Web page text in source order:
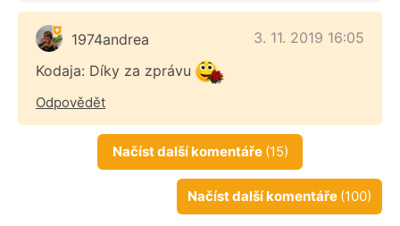
1974andrea
3. 11. 2019 16:05
Kodaja: Díky za zprávu
Odpovědět
Načíst další komentáře (15)
Načíst další komentáře (100)